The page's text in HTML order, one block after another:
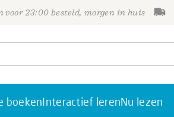
voor 23:00 besteld, morgen in huis
boekenInteractief lerenNu lezen